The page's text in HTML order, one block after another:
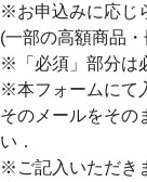
※お申込みに応じ
(一部の高額商品
※「必須」部分は
※本フォームにて
そのメールをその
い．
※ご記入いただき